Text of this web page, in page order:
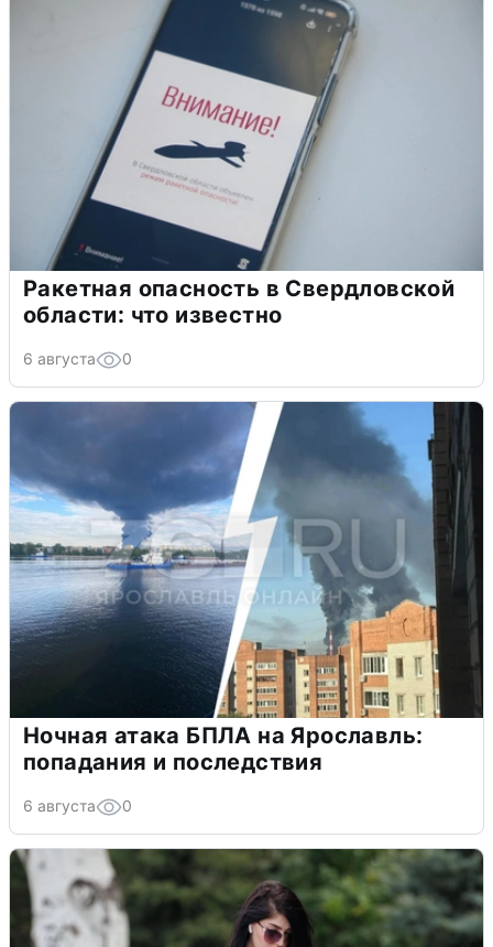
Ракетная опасность в Свердловской
области: что известно
6 августа 0
Ночная атака БПЛА на Ярославль:
попадания и последствия
6 августа 0